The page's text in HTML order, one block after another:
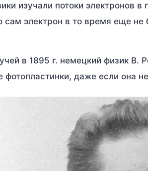
изучали потоки электронов
электрон в то время еще не
в 1895 г. немецкий физик В.
фотопластинки, даже если она